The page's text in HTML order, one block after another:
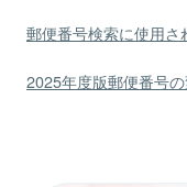
郵便番号検索に使用さ
2025年度版郵便番号